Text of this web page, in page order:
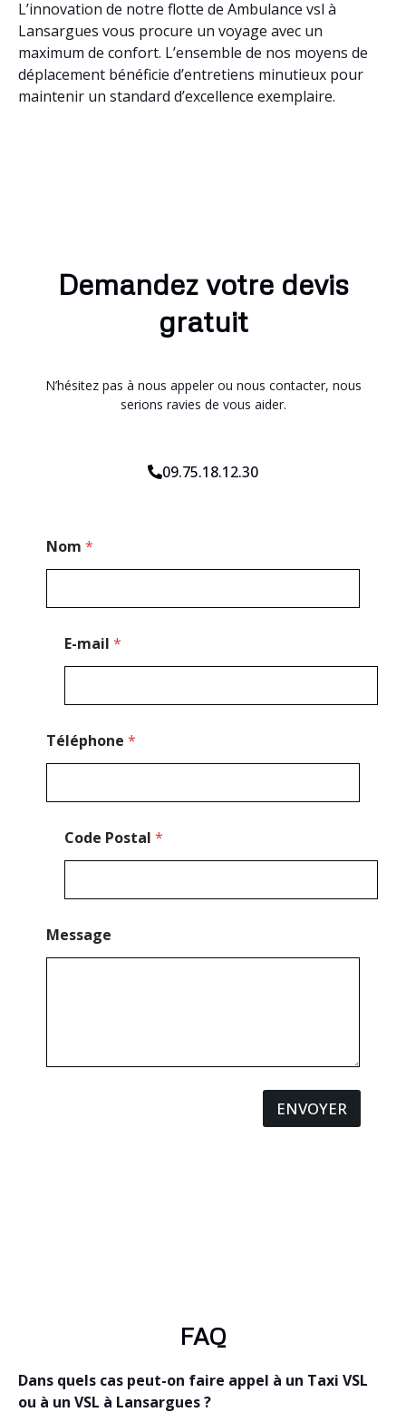
L’innovation de notre flotte de Ambulance vsl à
Lansargues vous procure un voyage avec un
maximum de confort. L’ensemble de nos moyens de
déplacement bénéficie d’entretiens minutieux pour
maintenir un standard d’excellence exemplaire.
Demandez votre devis
gratuit
N’hésitez pas à nous appeler ou nous contacter, nous
serions ravies de vous aider.
09.75.18.12.30
Nom *
a
e
E-mail *
Téléphone *
Code Postal *
Message
ENVOYER
FAQ
Dans quels cas peut-on faire appel à un Taxi VSL
ou à un VSL à Lansargues ?